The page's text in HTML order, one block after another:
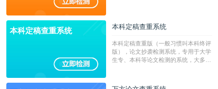
本科定稿查重系统 本科定稿查重系统
本科定稿查重版（一般习惯叫本科终评
版），论文抄袭检测系统，专用于大学
生专、本科等论文检测的系统，大多数